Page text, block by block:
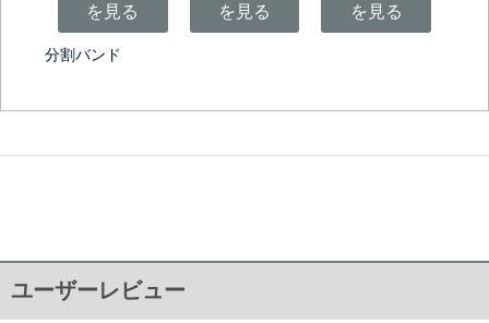
を見る
を見る
を見る
分割バンド
ユーザーレビュー